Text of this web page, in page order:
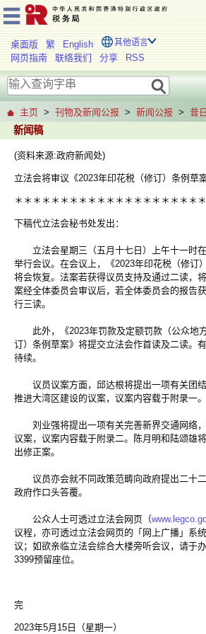
桌面版 繁 English 其他语言
网页指南 联络我们 分享 RSS
主页 > 刊物及新闻公报 > 新闻公报 > 昔
新闻稿
(资料来源:政府新闻处)
立法会将审议《2023年印花税（修订）条例草案
＊＊＊＊＊＊＊＊＊＊＊＊＊＊＊＊＊＊＊＊
下稿代立法会秘书处发出：
立法会星期三（五月十七日）上午十一时
举行会议。在会议上，《2023年印花税（修订
将会恢复。法案若获得议员支持及通过二读，
案经全体委员会审议后，若全体委员会的报告
行三读。
此外，《2023年罚款及定额罚款（公众地
订）条例草案》将提交立法会作首读及二读。
待续。
议员议案方面，邱达根将提出一项有关团结
推进大湾区建设的议案，议案内容载于附录一。
刘业强将提出一项有关完善新界交通网络，
议案，议案内容载于附录二。陈月明和陆颂雄
出修正案。
议员亦会就不同政策范畴向政府提出二十
政府作口头答覆。
公众人士可透过立法会网页（
议程，亦可透过立法会网页的「网上广播」系
议；如欲亲临立法会综合大楼旁听会议，请于
3399预留座位。
完
2023年5月15日（星期一）